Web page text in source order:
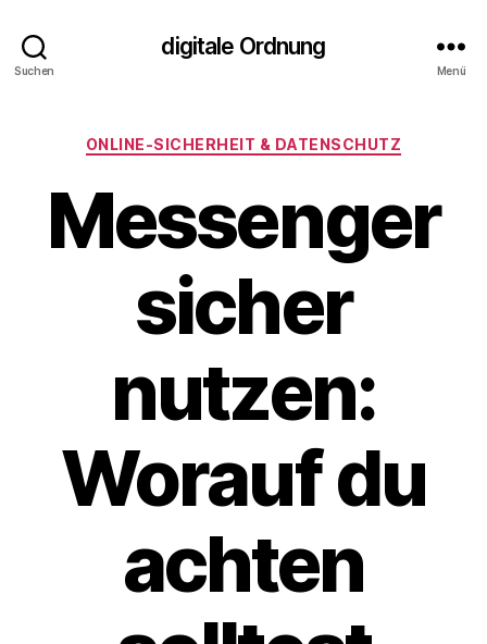
Suchen
digitale Ordnung
Menü
Kategorien
ONLINE‑SICHERHEIT & DATENSCHUTZ
Messenger
sicher
nutzen:
Worauf du
achten